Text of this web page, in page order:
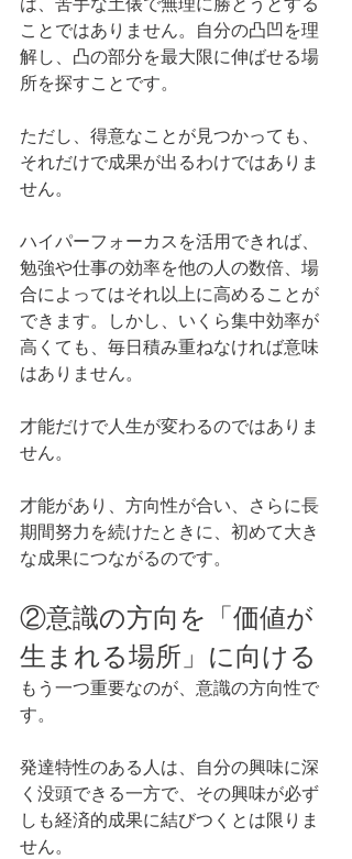
は、苦手な土俵で無理に勝とうとする
ことではありません。自分の凸凹を理
解し、凸の部分を最大限に伸ばせる場
所を探すことです。
ただし、得意なことが見つかっても、
それだけで成果が出るわけではありま
せん。
ハイパーフォーカスを活用できれば、
勉強や仕事の効率を他の人の数倍、場
合によってはそれ以上に高めることが
できます。しかし、いくら集中効率が
高くても、毎日積み重ねなければ意味
はありません。
才能だけで人生が変わるのではありま
せん。
才能があり、方向性が合い、さらに長
期間努力を続けたときに、初めて大き
な成果につながるのです。
②意識の方向を「価値が
生まれる場所」に向ける
もう一つ重要なのが、意識の方向性で
す。
発達特性のある人は、自分の興味に深
く没頭できる一方で、その興味が必ず
しも経済的成果に結びつくとは限りま
せん。